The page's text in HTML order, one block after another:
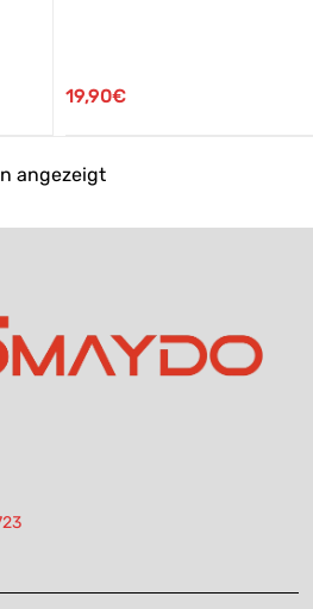
19,90€
angezeigt